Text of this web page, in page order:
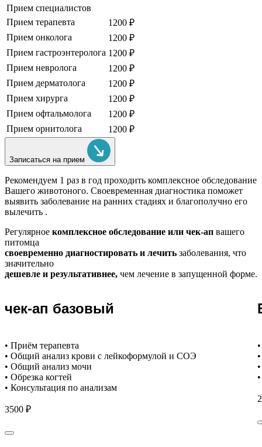
Прием специалистов
Прием терапевта
1200 ₽
Прием онколога
1200 ₽
Прием гастроэнтеролога 1200 ₽
Прием невролога
1200 ₽
Прием дерматолога
1200 ₽
Прием хирурга
1200 ₽
Прием офтальмолога
1200 ₽
Прием орнитолога
1200 ₽
Записаться на прием
Рекомендуем 1 раз в год проходить комплексное обследование
Вашего животоного. Своевременная диагностика поможет
выявить заболевание на ранних стадиях и благополучно его
вылечить .
Регулярное комплексное обследование или чек-ап вашего
питомца
своевременно диагностировать и лечить заболевания, что
значительно
дешевле и результативнее, чем лечение в запущенной форме.
чек-ап базовый
• Приём терапевта
• Общий анализ крови с лейкоформулой и СОЭ
• Общий анализ мочи
• Обрезка когтей
• Консультация по анализам
3500 ₽